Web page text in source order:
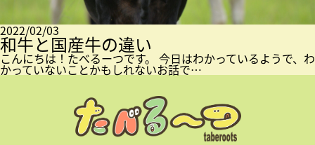
2022/02/03
和牛と国産牛の違い
こんにちは！たべるーつです。 今日はわかっているようで、わ
かっていないことかもしれないお話で…